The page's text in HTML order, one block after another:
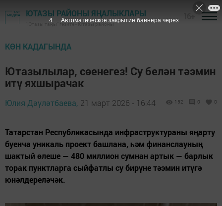
ЮТАЗЫ РАЙОНЫ ЯҢАЛЫКЛАРЫ
"Ютазы таңы" гәзите - Ютазы районы
КӨН КАДАГЫНДА
Ютазылылар, сөенегез! Су белән тәэмин
итү яхшырачак
Юлия Дәүләтбаева, 21 март 2026 - 16:44 152 0 0
Татарстан Республикасында инфраструктураны яңарту
буенча уникаль проект башлана, һәм финанслауның
шактый өлеше — 480 миллион сумнан артык — барлык
торак пунктларга сыйфатлы су бирүне тәэмин итүгә
юнәлдереләчәк.
3 Автоматическое закрытие баннера через